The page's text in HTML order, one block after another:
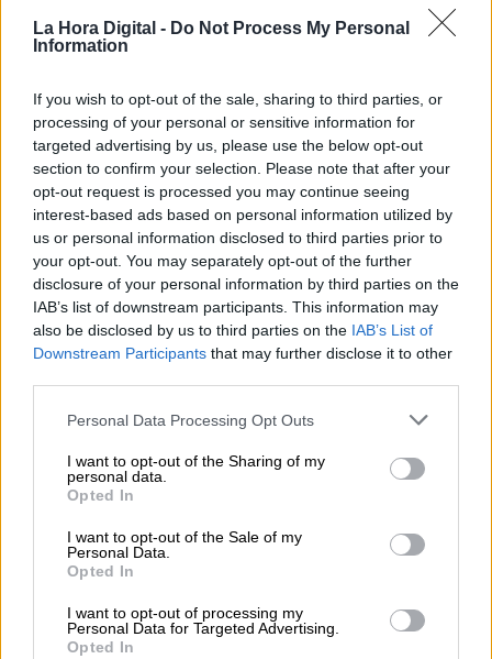
La Hora Digital - Do Not Process My Personal
Information
If you wish to opt-out of the sale, sharing to third parties, or
processing of your personal or sensitive information for
targeted advertising by us, please use the below opt-out
section to confirm your selection. Please note that after your
opt-out request is processed you may continue seeing
interest-based ads based on personal information utilized by
us or personal information disclosed to third parties prior to
your opt-out. You may separately opt-out of the further
disclosure of your personal information by third parties on the
IAB’s list of downstream participants. This information may
also be disclosed by us to third parties on the IAB’s List of
Downstream Participants that may further disclose it to other
Personal Data Processing Opt Outs
I want to opt-out of the Sharing of my
personal data.
Opted In
I want to opt-out of the Sale of my
Personal Data.
Opted In
I want to opt-out of processing my
Personal Data for Targeted Advertising.
Opted In
Marlaska visita las unidades
especializadas en violencia de
género de la Policía y Guardia Civil
El Tribunal Supremo inadmite a
trámite la querella de Vox contra
Pérez de los Cobos